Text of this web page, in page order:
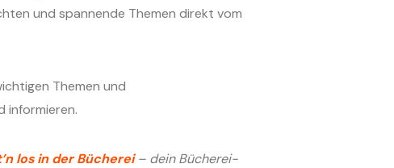
und spannende Themen direkt vom
Themen und
informieren.
los in der Bücherei– dein Bücherei-